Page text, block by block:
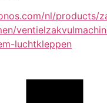
nl/products/
luchtkleppen